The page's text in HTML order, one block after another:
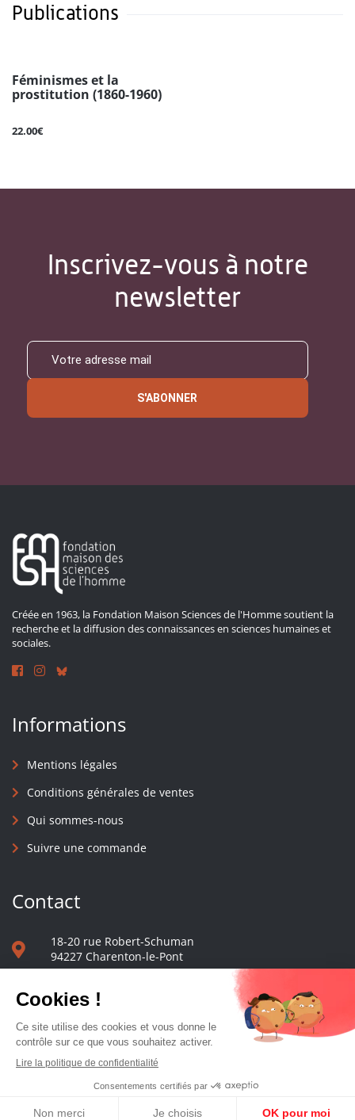
Publications
Féminismes et la
prostitution (1860-1960)
22.00€
Inscrivez-vous à notre
newsletter
S'ABONNER
Créée en 1963, la Fondation Maison Sciences de l'Homme soutient la
recherche et la diffusion des connaissances en sciences humaines et
sociales.
Informations
Mentions légales
Conditions générales de ventes
Qui sommes-nous
Suivre une commande
Contact
18-20 rue Robert-Schuman
94227 Charenton-le-Pont